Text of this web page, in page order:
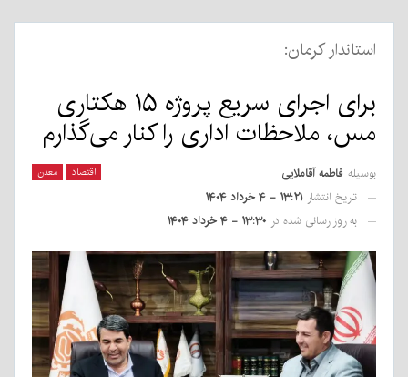
استاندار کرمان:
برای اجرای سریع پروژه ۱۵ هکتاری
مس، ملاحظات اداری را کنار می‌گذارم
اقتصاد معدن بوسیله فاطمه آقاملایی
تاریخ انتشار ۱۳:۲۱ - ۴ خرداد ۱۴۰۴
به روز رسانی شده در ۱۳:۳۰ - ۴ خرداد ۱۴۰۴